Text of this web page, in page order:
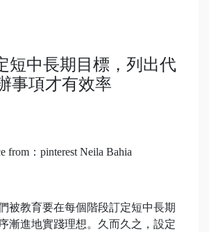
短中長期目標，列出代
事項才有效率
from：pinterest Neila Bahia
被教育要在每個階段訂定短中長期
漸進地實踐理想。久而久之，設定